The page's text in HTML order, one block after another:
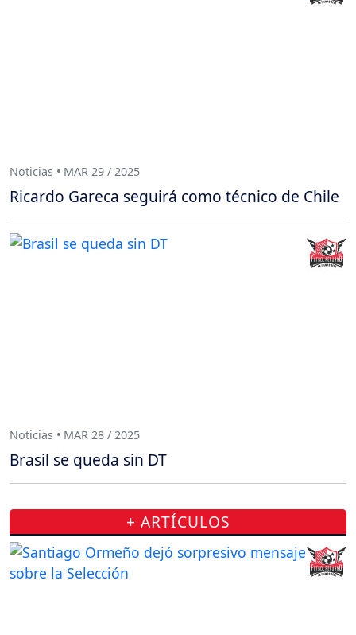
Noticias • MAR 29 / 2025
Ricardo Gareca seguirá como técnico de Chile
Noticias • MAR 28 / 2025
Brasil se queda sin DT
+ ARTÍCULOS